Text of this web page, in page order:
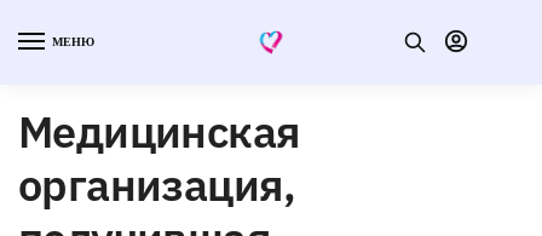
МЕНЮ
Медицинская
организация,